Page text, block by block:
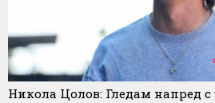
Никола Цолов: Гледам напред с